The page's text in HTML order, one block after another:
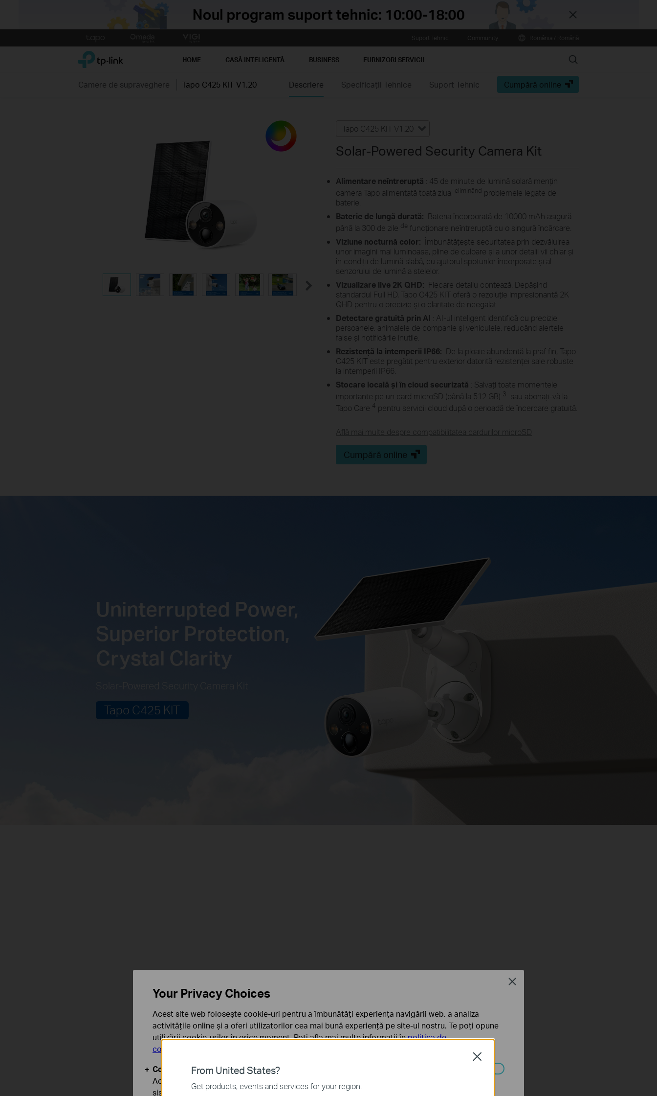
Close
to
TP-Link, Reliably Smart HOME CASĂ INTELIGENTĂ BUSINESS FURNIZORI SERVICII Search
Camere de supraveghere Tapo C425 KIT V1.20 Descriere Specificaţii Tehnice Suport Tehnic Cumpără online
Tapo C425 KIT V1.20
Solar-Powered Security Camera Kit
Alimentare neîntreruptă : 45 de minute de lumină solară mențin
camera Tapo alimentată toată ziua, eliminând problemele legate de
baterie.
Baterie de lungă durată: Bateria încorporată de 10000 mAh asigură
până la 300 de zile de funcționare neîntreruptă cu o singură încărcare.
Viziune nocturnă color: Îmbunătățește securitatea prin dezvăluirea
unor imagini mai luminoase, pline de culoare și a unor detalii vii chiar și
în condiții de lumină slabă, cu ajutorul spoturilor încorporate și al
senzorului de lumină a stelelor.
Vizualizare live 2K QHD: Fiecare detaliu contează. Depășind
standardul Full HD, Tapo C425 KIT oferă o rezoluție impresionantă 2K
QHD pentru o precizie și o claritate de neegalat.
Detectare gratuită prin AI : AI-ul inteligent identifică cu precizie
persoanele, animalele de companie și vehiculele, reducând alertele
false și notificările inutile.
Rezistență la intemperii IP66: De la ploaie abundentă la praf fin, Tapo
C425 KIT este pregătit pentru exterior datorită rezistenței sale robuste
la intemperii IP66.
Stocare locală și în cloud securizată : Salvați toate momentele
importante pe un card microSD (până la 512 GB) 3
sau abonați-vă la
Tapo Care 4 pentru servicii cloud după o perioadă de încercare gratuită.
Află mai multe despre compatibilitatea cardurilor microSD
Cumpără online
Uninterrupted Power,
Superior Protection,
Crystal Clarity
Tapo C425 KIT
Flexible Angle Adjustment
Mount your solar panel on the wall or roof and adjust its angle flexibly to
High-Efficiency Solar Cells
The premium solar panel constructed of monocrystalline silicon cells
harnesses the sun's energy with more efficiency than traditional panels,
keeping your devices charged and ready.
From United States?
Get products, events and services for your region.
Close
Your Privacy Choices
Acest site web folosește cookie-uri pentru a îmbunătăți experiența navigării web, a analiza
activitățile online și a oferi utilizatorilor cea mai bună experiență pe site-ul nostru. Te poți opune
utilizării cookie-urilor în orice moment. Poți afla mai multe informații înpolitica de
confidențialitate
Cookie-uri de bază
Aceste cookie-uri sunt necesare pentru funcționarea site-ului web și nu pot fi dezactivate în
sistemele tale
Close